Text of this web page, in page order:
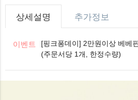
5
6
7
8
4
5
6
7
상세설명 추가정보
이벤트
[핑크퐁데이] 2만원이상 베베
(주문서당 1개, 한정수량)